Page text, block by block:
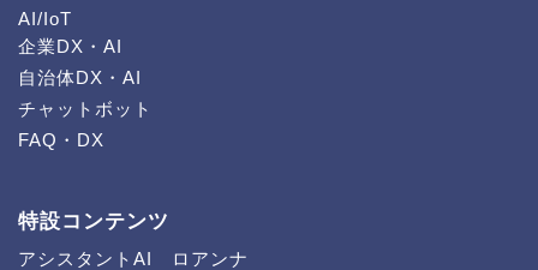
AI/IoT
企業DX・AI
自治体DX・AI
チャットボット
FAQ・DX
特設コンテンツ
アシスタントAI ロアンナ